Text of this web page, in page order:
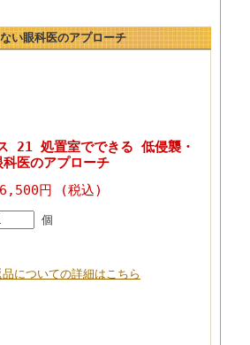
い眼科医のアプローチ
21 処置室でできる 低侵襲・
医のアプローチ
円 (税込)
個
品についての詳細はこちら